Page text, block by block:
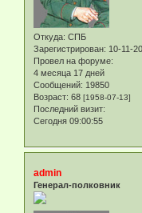
Откуда: СПБ
Зарегистрирован: 10-11-
Провел на форуме:
4 месяца 17 дней
Сообщений: 19850
Возраст: 68 [1958-07-13]
Последний визит:
Сегодня 09:00:55
admin
Генерал-полковник